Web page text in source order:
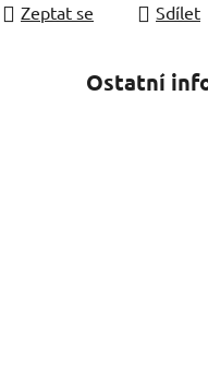
Zeptat se Sdílet
Ostatní